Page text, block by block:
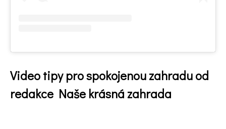
Video tipy pro spokojenou zahradu od
redakce Naše krásná zahrada